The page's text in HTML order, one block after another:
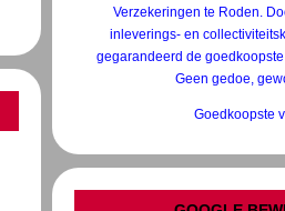
Verzekeringen te Roden.
inleverings- en
gegarandeerd de
Geen gedoe,
Goedkoopste